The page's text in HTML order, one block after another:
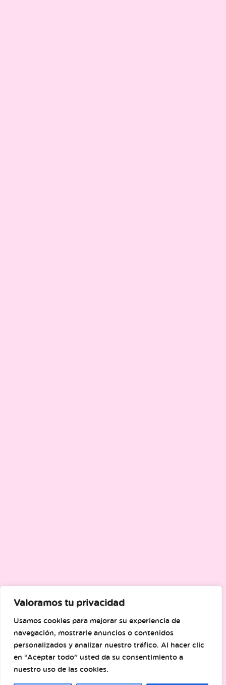
Valoramos tu privacidad
Usamos cookies para mejorar su experiencia de
navegación, mostrarle anuncios o contenidos
personalizados y analizar nuestro tráfico. Al hacer clic
en “Aceptar todo” usted da su consentimiento a
nuestro uso de las cookies.